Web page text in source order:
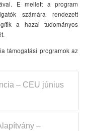
E mellett a program
számára rendezett
a hazai tudományos
támogatási programok az
– CEU június
–